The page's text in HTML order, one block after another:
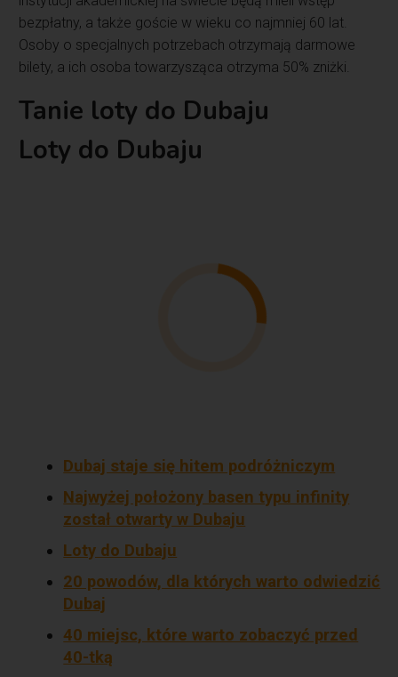
bezpłatny, a także goście w wieku co najmniej 60 lat.
Osoby o specjalnych potrzebach otrzymają darmowe
bilety, a ich osoba towarzysząca otrzyma 50% zniżki.
Tanie loty do Dubaju
Loty do Dubaju
Dubaj staje się hitem podróżniczym
Najwyżej położony basen typu infinity
został otwarty w Dubaju
Loty do Dubaju
20 powodów, dla których warto odwiedzić
Dubaj
40 miejsc, które warto zobaczyć przed
40-tką